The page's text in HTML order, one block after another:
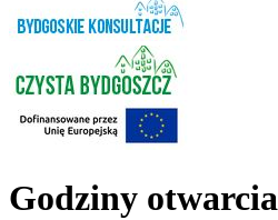
Godziny otwarcia